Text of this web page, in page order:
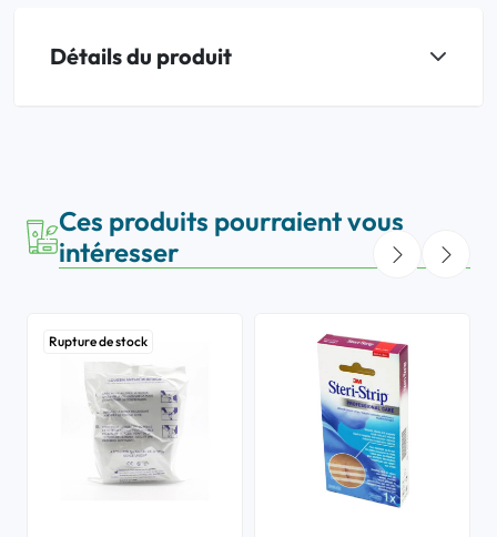
Détails du produit
Ces produits pourraient vous
intéresser
Rupture de stock